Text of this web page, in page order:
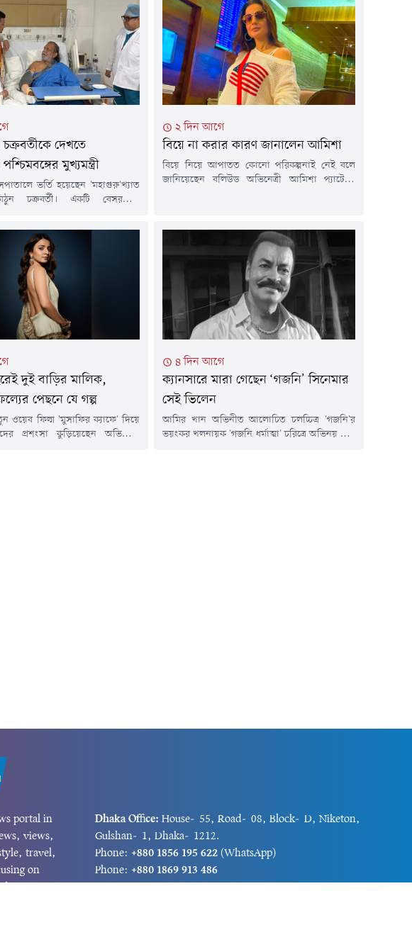
দেখতে
মুখ্যমন্ত্রী
ভর্তি হয়েছেন 'মহাগুরু'খ্যাত
চক্রবর্তী। একটি বেসরকারি
অভিনেতাকে দেখতে হাসপাতালে
রাজ্যের মুখ্যমন্ত্রী শুভেন্দু
ছিলেন যাদবপুরের বিধায়ক শর্বরী
অন্যান্যরা।জানা গেছে, এদিন
সাথেও কথা বলেন শুভেন্দু অধিকারী।
চক্রবর্তীর শারীরিক অবস্থার।
২ দিন আগে
বিয়ে না করার কারণ জানালেন আমিশা
বিয়ে নিয়ে আপাতত কোনো পরিকল্পনাই নেই বলে
জানিয়েছেন বলিউড অভিনেত্রী আমিশা প্যাটেল।
পর্বে নিজের ব্যক্তিগতজীবন নিয়ে খোলাখুলি কথা
বলেন আমিশা প্যাটেল। যদিও এর আগে অভিনেত্রীর
নাম একাধিক ব্যক্তির সাথে জড়ালেও চলচ্চিত্র...
দুই বাড়ির মালিক,
পেছনে যে গল্প
ওয়েব ফিল্ম 'মুসাফির ক্যাফে' দিয়ে
প্রশংসা কুড়িয়েছেন অভিনেত্রী
৪ দিন আগে
ক্যানসারে মারা গেছেন ‘গজনি’ সিনেমার
সেই ভিলেন
আমির খান অভিনীত আলোচিত চলচ্চিত্র 'গজনি'র
ভয়ংকর খলনায়ক 'গজনি ধর্মাত্মা' চরিত্রে অভিনয় করে
portal in
views,
travel,
on
Dhaka Office: House-55, Road-08, Block-D, Niketon,
Gulshan-1, Dhaka-1212.
Phone: +880 1856 195 622 (WhatsApp)
Phone: +880 1869 913 486